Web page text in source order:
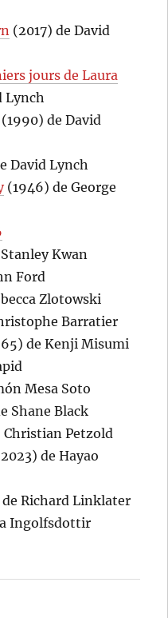
(2017) de David
jours de Laura
Lynch
(1990) de David
David Lynch
(1946) de George
Kwan
Ford
Zlotowski
Barratier
de Kenji Misumi
Mesa Soto
Shane Black
Christian Petzold
de Hayao
Richard Linklater
Ingolfsdottir